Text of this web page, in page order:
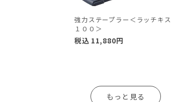
強力ステープラー＜ラッチキス
１００＞
税込 11,880円
もっと見る